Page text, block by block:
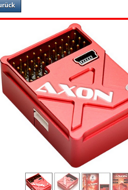
demon-axon-flybarless-system.png